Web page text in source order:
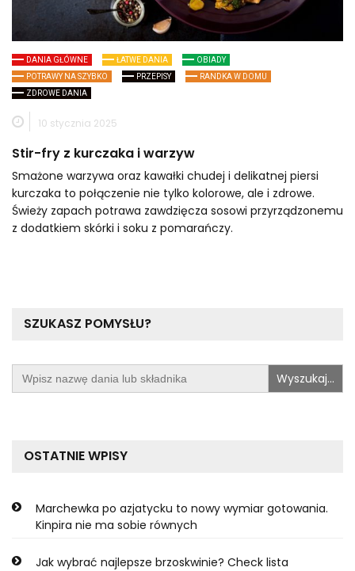
DANIA GŁÓWNE ŁATWE DANIA
OBIADY
POTRAWY NA SZYBKO
PRZEPISY
RANDKA W DOMU
ZDROWE DANIA
10 stycznia 2025
Stir-fry z kurczaka i warzyw
Smażone warzywa oraz kawałki chudej i delikatnej piersi
kurczaka to połączenie nie tylko kolorowe, ale i zdrowe.
Świeży zapach potrawa zawdzięcza sosowi przyrządzonemu
z dodatkiem skórki i soku z pomarańczy.
SZUKASZ POMYSŁU?
Search
for:
OSTATNIE WPISY
Marchewka po azjatycku to nowy wymiar gotowania.
Kinpira nie ma sobie równych
Jak wybrać najlepsze brzoskwinie? Check lista